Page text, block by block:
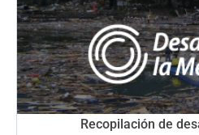
Recopilación de